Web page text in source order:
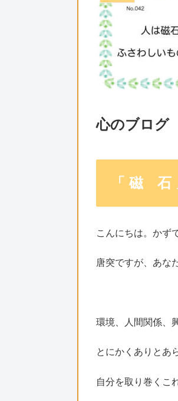
心のブログ
「 磁 石
こんにちは。かず
唐突ですが、あな
環境、人間関係、
とにかくありとあ
自分を取り巻くこ